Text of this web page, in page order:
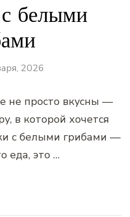
белыми
2026
не просто вкусны —
в которой хочется
с белыми грибами —
еда, это …